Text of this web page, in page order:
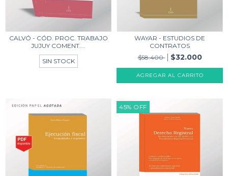
CALVÓ - CÓD. PROC. TRABAJO
JUJUY COMENT....
SIN STOCK
WAYAR - ESTUDIOS DE
CONTRATOS
$58.400
$32.000
AGREGAR AL CARRITO
45% OFF